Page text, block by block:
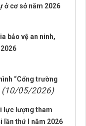
ở cơ sở năm 2026
bảo vệ an ninh,
“Cổng trường
(10/05/2026)
lực lượng tham
lần thứ I năm 2026